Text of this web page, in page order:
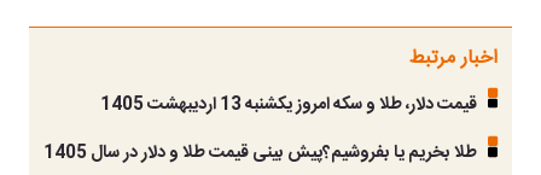
اخبار مرتبط
قیمت دلار، طلا و سکه امروز یکشنبه 13 اردیبهشت 1405
طلا بخریم یا بفروشیم؟پیش بینی قیمت طلا و دلار در سال 1405